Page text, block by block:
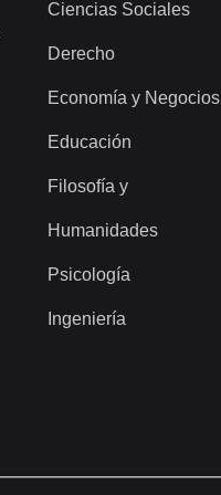
Ciencias Sociales
Derecho
Economía y Negocios
Educación
Filosofía y
Humanidades
Psicología
Ingeniería